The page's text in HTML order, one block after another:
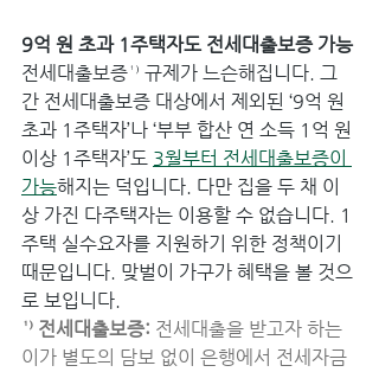
9억 원 초과 1주택자도 전세대출보증 가능
전세대출보증¹⁾ 규제가 느슨해집니다. 그
간 전세대출보증 대상에서 제외된 ‘9억 원
초과 1주택자’나 ‘부부 합산 연 소득 1억 원
이상 1주택자’도 3월부터 전세대출보증이
가능해지는 덕입니다. 다만 집을 두 채 이
상 가진 다주택자는 이용할 수 없습니다. 1
주택 실수요자를 지원하기 위한 정책이기
때문입니다. 맞벌이 가구가 혜택을 볼 것으
로 보입니다.
¹⁾ 전세대출보증: 전세대출을 받고자 하는
이가 별도의 담보 없이 은행에서 전세자금